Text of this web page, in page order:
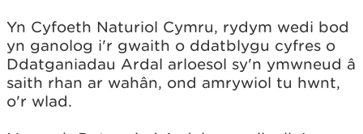
Yn Cyfoeth Naturiol Cymru, rydym wedi bod
yn ganolog i'r gwaith o ddatblygu cyfres o
Ddatganiadau Ardal arloesol sy'n ymwneud â
saith rhan ar wahân, ond amrywiol tu hwnt,
o'r wlad.